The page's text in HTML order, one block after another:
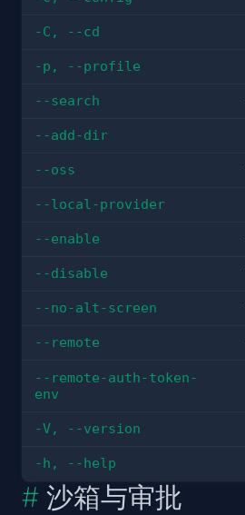
-C, --cd
-p, --profile
--search
--add-dir
--oss
--local-provider
--enable
--disable
--no-alt-screen
--remote
--remote-auth-token-
env
-V, --version
-h, --help
沙箱与审批